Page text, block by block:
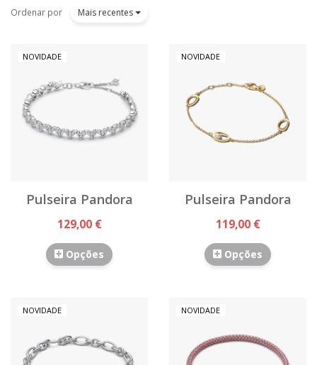
Ordenar por Mais recentes
NOVIDADE
Pulseira Pandora
129,00 €
Opções
NOVIDADE
Pulseira Pandora
119,00 €
Opções
NOVIDADE NOVIDADE